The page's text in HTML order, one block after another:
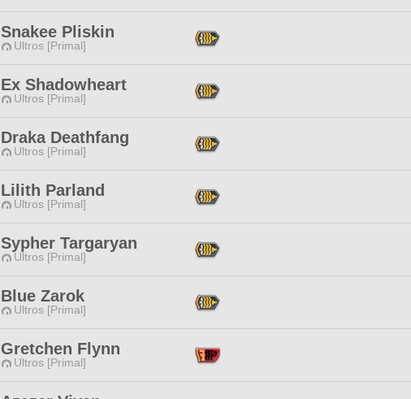
Snakee Pliskin
Ultros [Primal]
Ex Shadowheart
Ultros [Primal]
Draka Deathfang
Ultros [Primal]
Lilith Parland
Ultros [Primal]
Sypher Targaryan
Ultros [Primal]
Blue Zarok
Ultros [Primal]
Gretchen Flynn
Ultros [Primal]